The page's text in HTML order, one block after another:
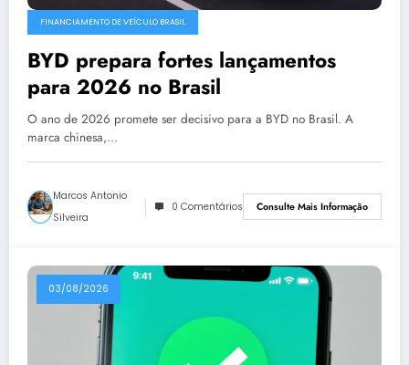
FINANCIAMENTO DE VEÍCULO BRASIL
BYD prepara fortes lançamentos
para 2026 no Brasil
O ano de 2026 promete ser decisivo para a BYD no Brasil. A
marca chinesa,…
Marcos Antonio
Silveira
0 Comentários Consulte Mais Informação
03/08/2026